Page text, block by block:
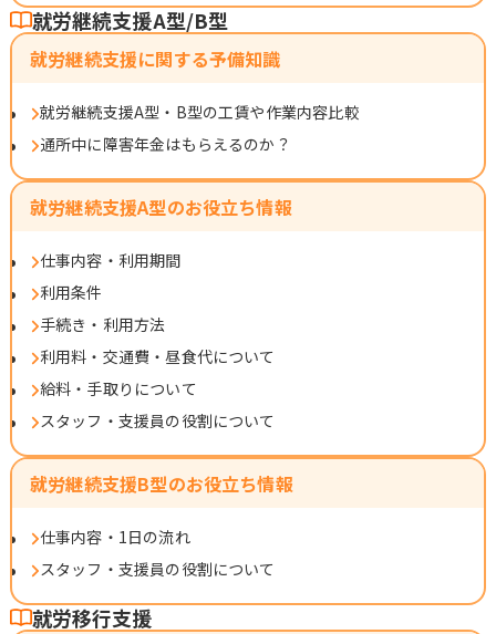
就労継続支援A型/B型
就労継続支援に関する予備知識
就労継続支援A型・B型の工賃や作業内容比較
通所中に障害年金はもらえるのか？
就労継続支援A型のお役立ち情報
仕事内容・利用期間
利用条件
手続き・利用方法
利用料・交通費・昼食代について
給料・手取りについて
スタッフ・支援員の役割について
就労継続支援B型のお役立ち情報
仕事内容・1日の流れ
スタッフ・支援員の役割について
就労移行支援